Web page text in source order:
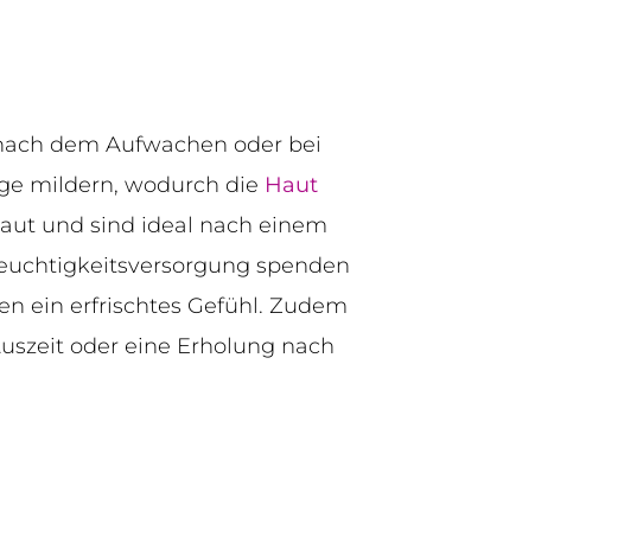
dem Aufwachen oder bei
mildern, wodurch die Haut
und sind ideal nach einem
spenden
ein erfrischtes Gefühl. Zudem
oder eine Erholung nach